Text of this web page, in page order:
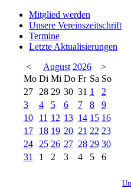
Mitglied werden
Unsere Vereinszeitschrift
Termine
Letzte Aktualisierungen
<
August 2026
>
Mo Di Mi Do Fr Sa So
27
28 29 30 31 1
2
3
4 5 6 7 8
9
10
11 12 13 14 15 16
17
18 19 20 21 22 23
24
25 26 27 28 29 30
31
1 2 3 4 5 6